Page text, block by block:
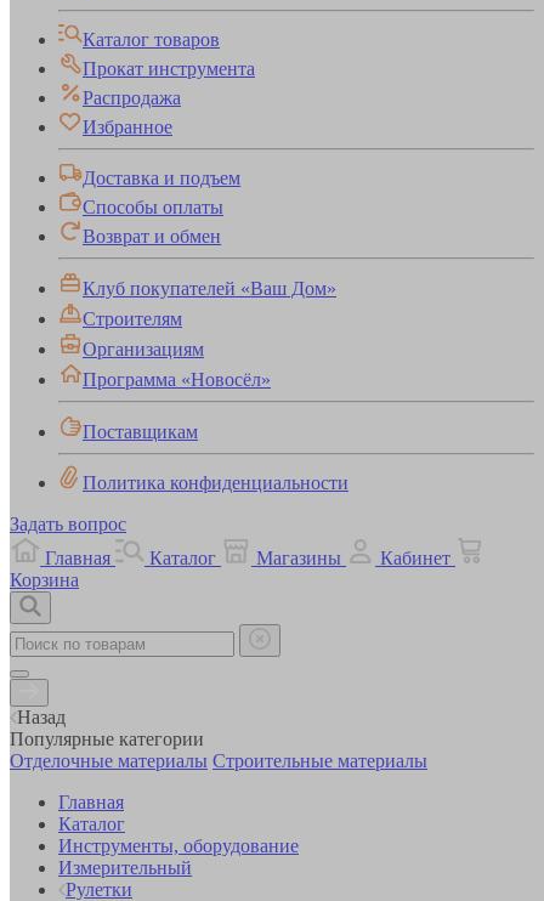
Каталог товаров
Прокат инструмента
Распродажа
Избранное
Доставка и подъем
Способы оплаты
Возврат и обмен
Клуб покупателей «Ваш Дом»
Строителям
Организациям
Программа «Новосёл»
Поставщикам
Политика конфиденциальности
Задать вопрос
Главная
Каталог Магазины
Кабинет
Корзина
Назад
Популярные категории
Отделочные материалы Строительные материалы
Главная
Каталог
Инструменты, оборудование
Измерительный
Рулетки